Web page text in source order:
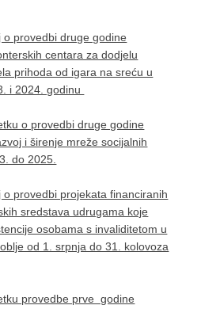
provedbi druge godine
centara za dodjelu
prihoda od igara na sreću u
i 2024. godinu
o provedbi druge godine
i širenje mreže socijalnih
do 2025.
provedbi projekata financiranih
sredstava udrugama koje
osobama s invaliditetom u
od 1. srpnja do 31. kolovoza
provedbe prve godine